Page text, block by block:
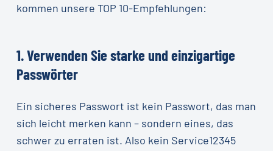
kommen unsere TOP 10-Empfehlungen:
1.VerwendenSie starke und einzigartige
Passwörter
Ein sicheres Passwort ist kein Passwort, das man
sich leicht merken kann – sondern eines, das
schwer zu erraten ist. Also kein Service12345